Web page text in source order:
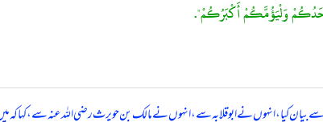
أَحَدُكُمْ وَلْيَؤُمَّكُمْ أَكْبَرُكُمْ".
کیا، انہوں نے ابوقلابہ سے، انہوں نے مالک بن حویرث رضی اللہ عنہ سے، کہا کہ